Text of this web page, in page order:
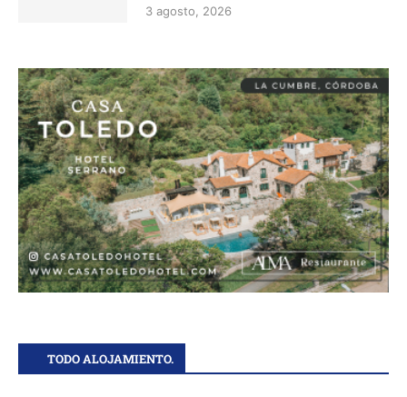
3 agosto, 2026
TODO ALOJAMIENTO.